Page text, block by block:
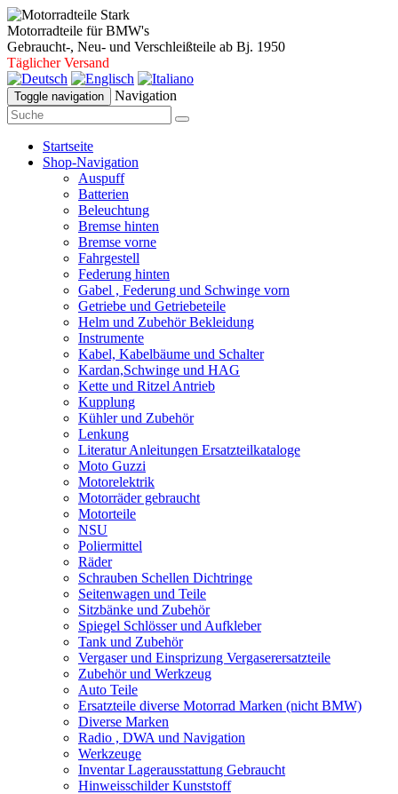
Motorradteile für BMW's
Gebraucht-, Neu- und Verschleißteile ab Bj. 1950
Täglicher Versand
Toggle navigation Navigation
Startseite
Shop-Navigation
Auspuff
Batterien
Beleuchtung
Bremse hinten
Bremse vorne
Fahrgestell
Federung hinten
Gabel , Federung und Schwinge vorn
Getriebe und Getriebeteile
Helm und Zubehör Bekleidung
Instrumente
Kabel, Kabelbäume und Schalter
Kardan,Schwinge und HAG
Kette und Ritzel Antrieb
Kupplung
Kühler und Zubehör
Lenkung
Literatur Anleitungen Ersatzteilkataloge
Moto Guzzi
Motorelektrik
Motorräder gebraucht
Motorteile
NSU
Poliermittel
Räder
Schrauben Schellen Dichtringe
Seitenwagen und Teile
Sitzbänke und Zubehör
Spiegel Schlösser und Aufkleber
Tank und Zubehör
Vergaser und Einsprizung Vergaserersatzteile
Zubehör und Werkzeug
Auto Teile
Ersatzteile diverse Motorrad Marken (nicht BMW)
Diverse Marken
Radio , DWA und Navigation
Werkzeuge
Inventar Lagerausstattung Gebraucht
Hinweisschilder Kunststoff